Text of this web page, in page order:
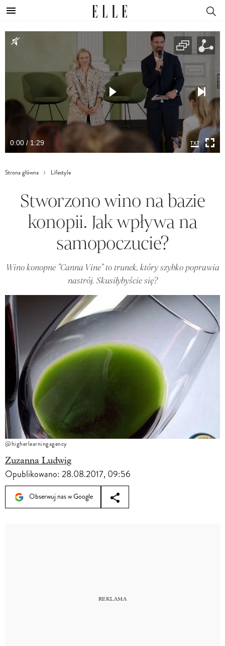
0:00 / 1:29
Strona główna Lifestyle
Stworzono wino na bazie
konopii. Jak wpływa na
samopoczucie?
Wino konopne "Canna Vine" to trunek, który szybko poprawia
nastrój. Skusiłybyście się?
@higherlearningagency
Zuzanna Ludwig
Opublikowano:28.08.2017, 09:56
Obserwuj nas w Google